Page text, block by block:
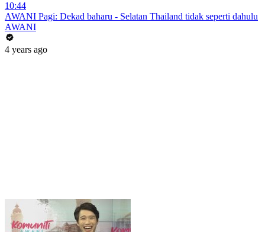
10:44
AWANI Pagi: Dekad baharu - Selatan Thailand tidak seperti dahulu
AWANI
4 years ago